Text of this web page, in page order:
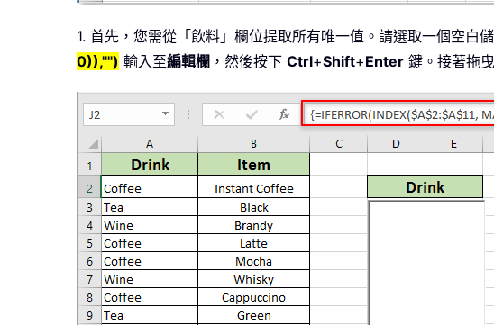
1. 首先，您需從「飲料」欄位提取所有唯一值。請選取一個空白
0)),"") 輸入至編輯欄 ，然後按下 Ctrl+Shift+Enter 鍵。接著拖曳